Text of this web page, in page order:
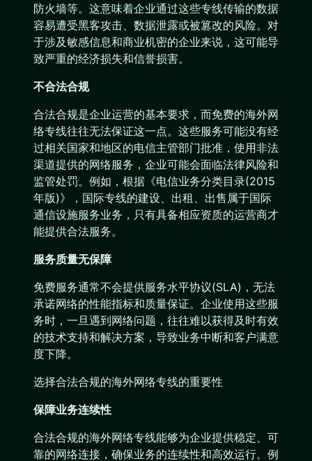
防火墙等。这意味着企业通过这些专线传输的数据
容易遭受黑客攻击、数据泄露或被篡改的风险。对
于涉及敏感信息和商业机密的企业来说，这可能导
致严重的经济损失和信誉损害。
不合法合规
合法合规是企业运营的基本要求，而免费的海外网
络专线往往无法保证这一点。这些服务可能没有经
过相关国家和地区的电信主管部门批准，使用非法
渠道提供的网络服务，企业可能会面临法律风险和
监管处罚。例如，根据《电信业务分类目录(2015
年版)》，国际专线的建设、出租、出售属于国际
通信设施服务业务，只有具备相应资质的运营商才
能提供合法服务。
服务质量无保障
免费服务通常不会提供服务水平协议(SLA)，无法
承诺网络的性能指标和质量保证。企业使用这些服
务时，一旦遇到网络问题，往往难以获得及时有效
的技术支持和解决方案，导致业务中断和客户满意
度下降。
选择合法合规的海外网络专线的重要性
保障业务连续性
合法合规的海外网络专线能够为企业提供稳定、可
靠的网络连接，确保业务的连续性和高效运行。例